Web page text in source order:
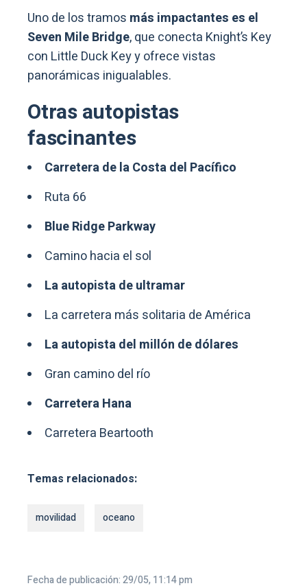
Uno de los tramos más impactantes es el
Seven Mile Bridge, que conecta Knight’s Key
con Little Duck Key y ofrece vistas
panorámicas inigualables.
Otras autopistas
fascinantes
Carretera de la Costa del Pacífico
Ruta 66
Blue Ridge Parkway
Camino hacia el sol
La autopista de ultramar
La carretera más solitaria de América
La autopista del millón de dólares
Gran camino del río
Carretera Hana
Carretera Beartooth
Temas relacionados:
movilidad oceano
Fecha de publicación: 29/05, 11:14 pm